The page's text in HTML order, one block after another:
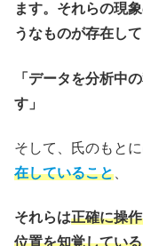
ます。それらの現
うなものが存在して
「データを分析中
す」
そして、氏のもとに
在していること
それらは正確に操
位置を知覚している